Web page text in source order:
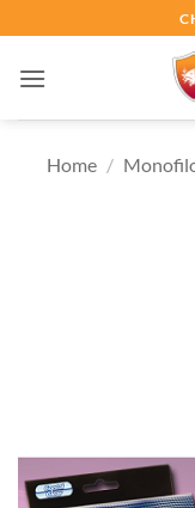
ai
contenuti
Home /